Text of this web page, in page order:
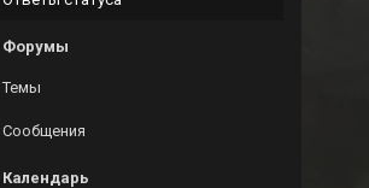
Форумы
Темы
Сообщения
Календарь